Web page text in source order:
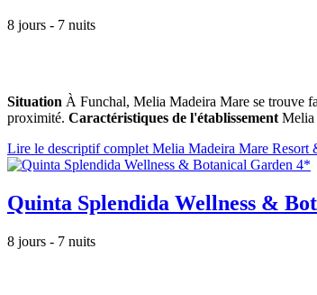
8 jours - 7 nuits
Situation À Funchal, Melia Madeira Mare se trouve
proximité. Caractéristiques de l'établissement Melia
Lire le descriptif complet Melia Madeira Mare Resort
Quinta Splendida Wellness &
8 jours - 7 nuits